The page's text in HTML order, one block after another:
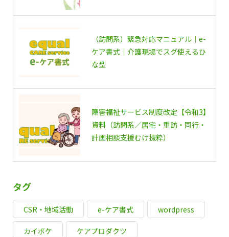
（訪問系）緊急対応マニュアル｜e-
ケア書式｜介護現場でスグ使えるひ
な型
障害福祉サービス制度改定【令和3】
資料（訪問系／居宅・重訪・同行・
計画相談支援むけ抜粋）
タグ
CSR・地域活動 e-ケア書式 wordpress
カイポケ ケアプロダクツ